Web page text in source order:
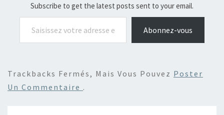
Subscribe to get the latest posts sent to your email.
Saisissez votre adresse e-mail…
Abonnez-vous
Trackbacks Fermés, Mais Vous Pouvez Poster
Un Commentaire .